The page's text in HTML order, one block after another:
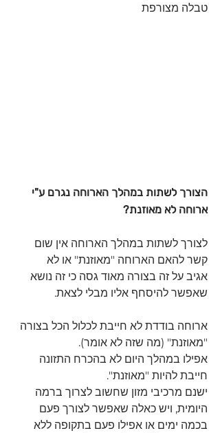
טבלה מצורפת
הצורך לשתות במהלך הארוחה נגרם ע"י
ארוחה לא מאוזנת?
לצורך לשתות במהלך הארוחה אין שום
קשר להאם הארוחה "מאוזנת" או לא
אגיב על זה בצורה מאוד גסה כי זה נושא
שאפשר להיסחף אליו מבלי לצאת.
ארוחה בודדת לא חייבת לכלול הכל בצורה
"מאוזנת" (מה שזה לא אומר).
אפילו במהלך היום לא בהכרח התזונה
חייבת להיות "מאוזנת".
ישנם מרכיבי מזון שחשוב לצרוך ברמה
היומית, ויש כאלה שאפשר לצורך פעם
בכמה ימים או אפילו פעם בתקופה ללא